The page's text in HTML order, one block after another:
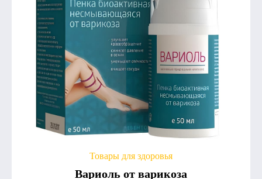
Товары для здоровья
Вариоль от варикоза